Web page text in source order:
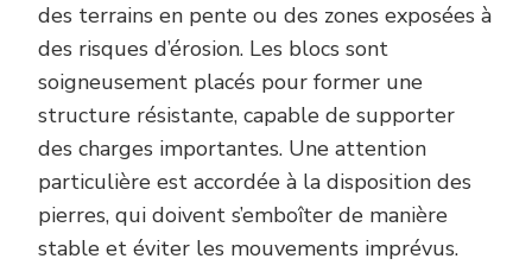
des terrains en pente ou des zones exposées à
des risques d’érosion. Les blocs sont
soigneusement placés pour former une
structure résistante, capable de supporter
des charges importantes. Une attention
particulière est accordée à la disposition des
pierres, qui doivent s’emboîter de manière
stable et éviter les mouvements imprévus.